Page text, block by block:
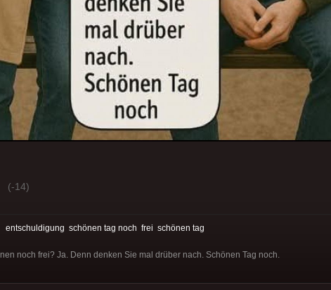
(-14)
entschuldigung schönen tag noch frei schönen tag
noch frei? Ja. Denn denken Sie mal drüber nach. Schönen Tag noch.